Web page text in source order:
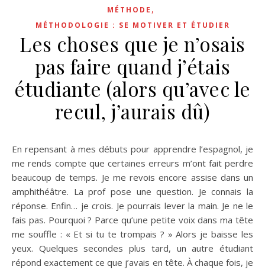
MÉTHODE ,
MÉTHODOLOGIE : SE MOTIVER ET ÉTUDIER
Les choses que je n’osais
pas faire quand j’étais
étudiante (alors qu’avec le
recul, j’aurais dû)
En repensant à mes débuts pour apprendre l’espagnol, je
me rends compte que certaines erreurs m’ont fait perdre
beaucoup de temps. Je me revois encore assise dans un
amphithéâtre. La prof pose une question. Je connais la
réponse. Enfin… je crois. Je pourrais lever la main. Je ne le
fais pas. Pourquoi ? Parce qu’une petite voix dans ma tête
me souffle : « Et si tu te trompais ? » Alors je baisse les
yeux. Quelques secondes plus tard, un autre étudiant
répond exactement ce que j’avais en tête. À chaque fois, je